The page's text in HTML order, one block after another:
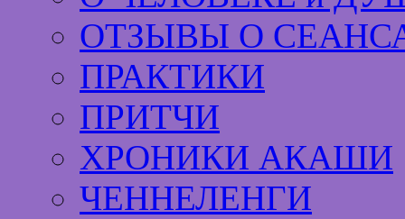
ОТЗЫВЫ О
ПРАКТИКИ
ПРИТЧИ
ХРОНИКИ АКАШИ
ЧЕННЕЛЕНГИ